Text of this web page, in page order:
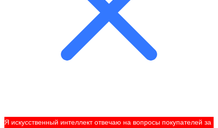
Я искусственный интеллект отвечаю на вопросы покупателей за